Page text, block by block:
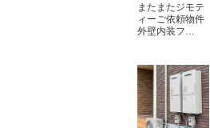
またまたジモテ
ィーご依頼物件
外壁内装フ…